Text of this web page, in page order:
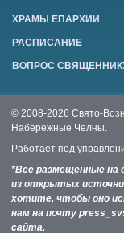
ХРАМЫ ЕПАРХИИ
РАСПИСАНИЕ
ВОПРОС
© 2008-2026 Свято-
Набережные Челны.
Работает под
*Все размещенные на
из открытых
хотите, чтобы оно
нам на почту
сайта.